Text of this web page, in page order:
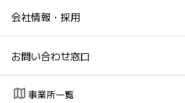
会社情報・採用
お問い合わせ窓口
map 事業所一覧